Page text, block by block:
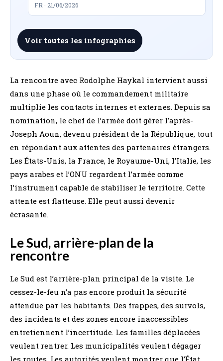
FR · 21/06/2026
Voir toutes les infographies
La rencontre avec Rodolphe Haykal intervient aussi
dans une phase où le commandement militaire
multiplie les contacts internes et externes. Depuis sa
nomination, le chef de l’armée doit gérer l’après-
Joseph Aoun, devenu président de la République, tout
en répondant aux attentes des partenaires étrangers.
Les États-Unis, la France, le Royaume-Uni, l’Italie, les
pays arabes et l’ONU regardent l’armée comme
l’instrument capable de stabiliser le territoire. Cette
attente est flatteuse. Elle peut aussi devenir
écrasante.
Le Sud, arrière-plan de la
rencontre
Le Sud est l’arrière-plan principal de la visite. Le
cessez-le-feu n’a pas encore produit la sécurité
attendue par les habitants. Des frappes, des survols,
des incidents et des zones encore inaccessibles
entretiennent l’incertitude. Les familles déplacées
veulent rentrer. Les municipalités veulent dégager
les routes. Les autorités veulent montrer que l’État